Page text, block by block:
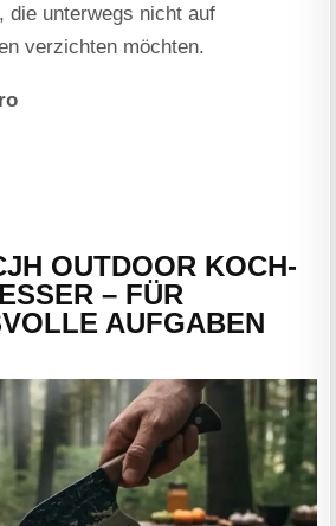
die unterwegs nicht auf
verzichten möchten.
OUTDOOR KOCH-
– FÜR
AUFGABEN